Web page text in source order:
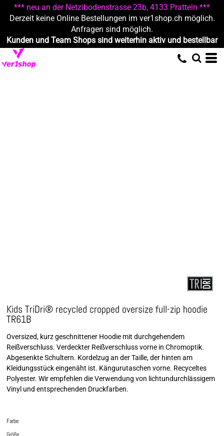
*** neu an der Netzibodenstrasse 23b, 4133 Pratteln ***
Derzeit keine Online Bestellungen im ver1shop.ch möglich.
Anfragen sind möglich.
Kunden und Team Shops sind weiterhin aktiv und bestellbar
Kids TriDri® recycled cropped oversize full-zip hoodie
TR61B
Oversized, kurz geschnittener Hoodie mit durchgehendem
Reißverschluss. Verdeckter Reißverschluss vorne in Chromoptik.
Abgesenkte Schultern. Kordelzug an der Taille, der hinten am
Kleidungsstück eingenäht ist. Kängurutaschen vorne. Recyceltes
Polyester. Wir empfehlen die Verwendung von lichtundurchlässigem
Vinyl und entsprechenden Druckfarben.
Farbe
Größe